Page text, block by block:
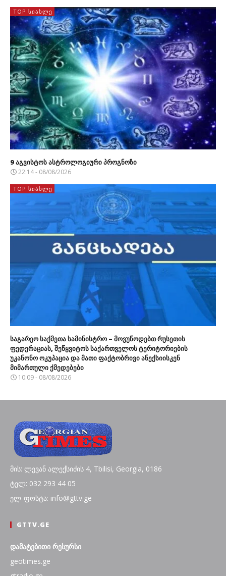
TOP ᲡᲘᲐᲮᲚᲔ
9 აგვისტოს ასტროლოგიური პროგნოზი
22:14 - 08/08/2026
TOP ᲡᲘᲐᲮᲚᲔ
საგარეო საქმეთა სამინისტრო – მოვუწოდებთ რუსეთის
ფედერაციას, შეწყვიტოს საქართველოს ტერიტორიების
უკანონო ოკუპაცია და მათი ფაქტობრივი ანექსიისკენ
მიმართული ქმედებები
10:09 - 08/08/2026
მის: ლევან ალექსიძის 4, Tbilisi, Georgia, 0186
ტელ: 032 293 44 05
ელ-ფოსტა: info@gttv.ge
GTTV.GE
დამატებითი რესურსი
geotimes.ge